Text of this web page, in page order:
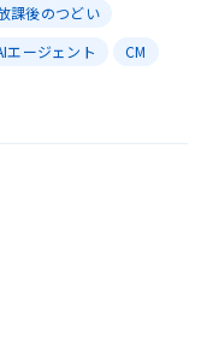
課後のつどい
エージェント
CM